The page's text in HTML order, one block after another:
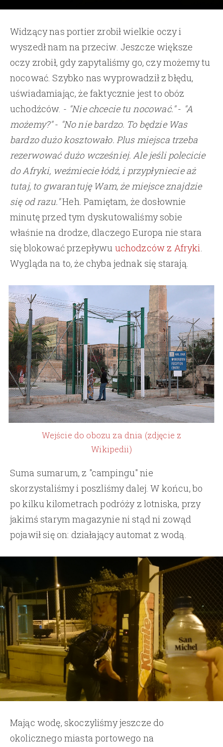
Widzący nas portier zrobił wielkie oczy i
wyszedł nam na przeciw. Jeszcze większe
oczy zrobił, gdy zapytaliśmy go, czy możemy tu
nocować. Szybko nas wyprowadził z błędu,
uświadamiając, że faktycznie jest to obóz
uchodźców. - "Nie chcecie tu nocować."- "A
możemy?"- "No nie bardzo. To będzie Was
bardzo dużo kosztowało. Plus miejsca trzeba
rezerwować dużo wcześniej. Ale jeśli polecicie
do Afryki, weźmiecie łódź, i przypłyniecie aż
tutaj, to gwarantuję Wam, że miejsce znajdzie
się od razu."Heh. Pamiętam, że dosłownie
minutę przed tym dyskutowaliśmy sobie
właśnie na drodze, dlaczego Europa nie stara
się blokować przepływu uchodzców z Afryki
Wygląda na to, że chyba jednak się starają.
Wejście do obozu za dnia (zdjęcie z
Wikipedii)
Suma sumarum, z "campingu" nie
skorzystaliśmy i poszliśmy dalej. W końcu, bo
po kilku kilometrach podróży z lotniska, przy
jakimś starym magazynie ni stąd ni zowąd
pojawił się on: działający automat z wodą.
Mając wodę, skoczyliśmy jeszcze do
okolicznego miasta portowego na